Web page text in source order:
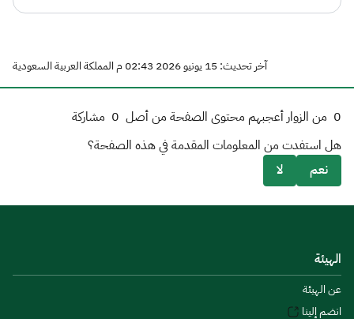
آخر تحديث: 15 يونيو 2026 02:43 م المملكة العربية السعودية
0 من الزوار أعجبهم محتوى الصفحة من أصل 0 مشاركة
هل استفدت من المعلومات المقدمة في هذه الصفحة؟
نعم
لا
الهيئة
عن الهيئة
انضم إلينا